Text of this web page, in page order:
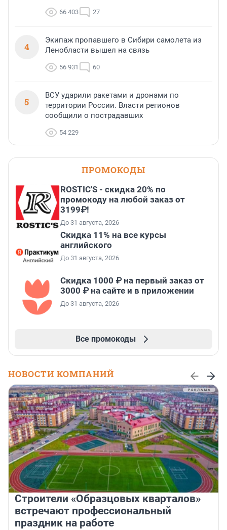
66 403 27
4
Экипаж пропавшего в Сибири самолета из
Ленобласти вышел на связь
56 931 60
5
ВСУ ударили ракетами и дронами по
территории России. Власти регионов
сообщили о пострадавших
54 229
ПРОМОКОДЫ
ROSTIC'S - скидка 20% по
промокоду на любой заказ от
3199₽!
До 31 августа, 2026
Скидка 11% на все курсы
английского
До 31 августа, 2026
Скидка 1000 ₽ на первый заказ от
3000 ₽ на сайте и в приложении
До 31 августа, 2026
Все промокоды
НОВОСТИ КОМПАНИЙ
Строители «Образцовых кварталов»
встречают профессиональный
праздник на работе